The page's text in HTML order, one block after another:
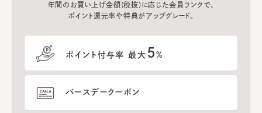
年間のお買い上げ金額(税抜)に応じた会員ランクで、
ポイント還元率や特典がアップグレード。
ポイント付与率 最大 5%
バースデークーポン